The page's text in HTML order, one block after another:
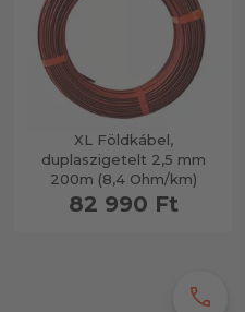
XL Földkábel,
duplaszigetelt 2,5 mm
200m (8,4 Ohm/km)
82 990 Ft
call